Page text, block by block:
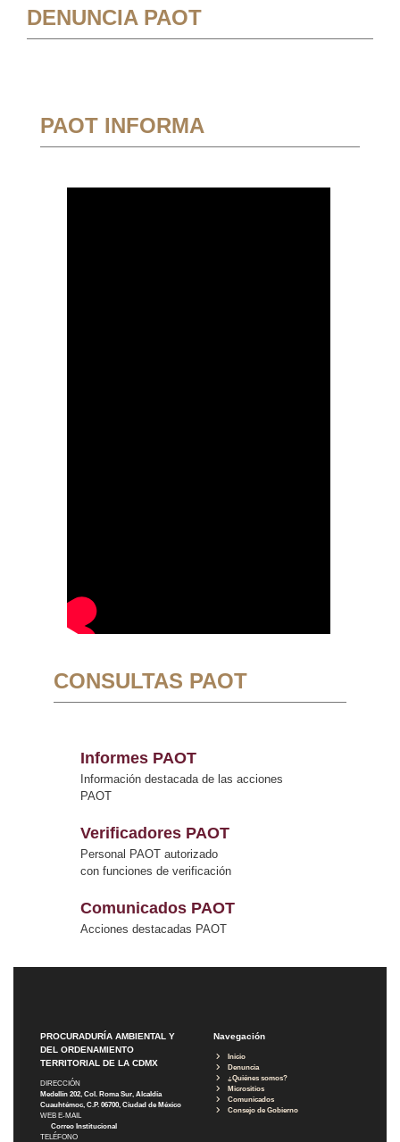
DENUNCIA PAOT
PAOT INFORMA
CONSULTAS PAOT
Informes PAOT
Información destacada de las acciones
PAOT
Verificadores PAOT
Personal PAOT autorizado
con funciones de verificación
Comunicados PAOT
Acciones destacadas PAOT
PROCURADURÍA AMBIENTAL Y
DEL ORDENAMIENTO
TERRITORIAL DE LA CDMX
DIRECCIÓN
Medellín 202, Col. Roma Sur, Alcaldía
Cuauhtémoc, C.P. 06700, Ciudad de México
WEB E-MAIL
Correo Institucional
TELÉFONO
Navegación
Inicio
Denuncia
¿Quiénes somos?
Micrositios
Comunicados
Consejo de Gobierno